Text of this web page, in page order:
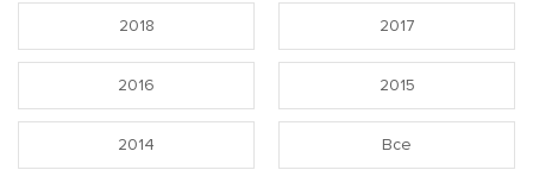
2018 2017
2016 2015
2014 Все